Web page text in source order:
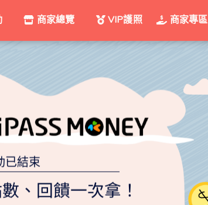
商家總覽 VIP護照 商家專區
已結束
、回饋一次拿！